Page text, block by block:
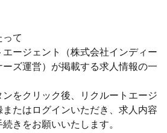
って
ージェント（株式会社インディー
ーズ運営）が掲載する求人情報の一
をクリック後、リクルートエージ
またはログインいただき、求人内容
きをお願いいたします。